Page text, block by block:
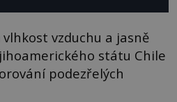
vzduchu a jasně
státu Chile
podezřelých